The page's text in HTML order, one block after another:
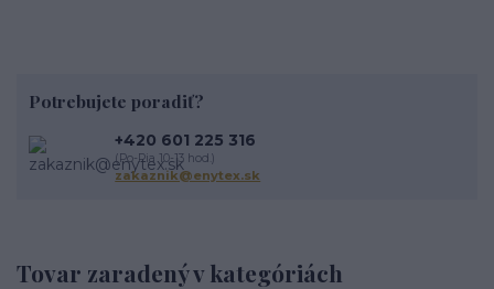
Tovar zaradený v kategóriách
Potrebujete poradiť?
+420 601 225 316
(Po-Pia 10-13 hod.)
zakaznik@enytex.sk